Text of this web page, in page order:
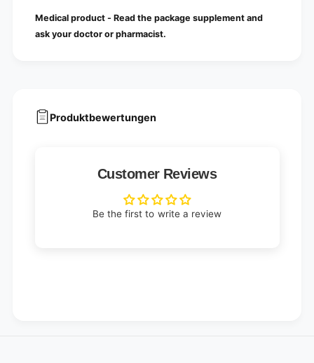
Medical product - Read the package supplement and
ask your doctor or pharmacist.
Produktbewertungen
Customer Reviews
Be the first to write a review